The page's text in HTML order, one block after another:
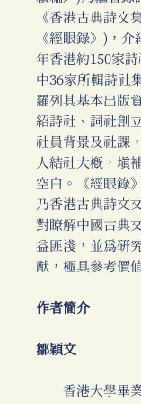
《香港古典詩文
《經眼錄》)，
年香港約150家
中36家所輯詩社
羅列其基本出版
紹詩社、詞社創
社員背景及社課
人結社大概，填
空白。《經眼錄
乃香港古典詩文
對瞭解中國古典
益匪淺，並為研
猷，極具參考價
作者簡介
鄒穎文
香港大學畢業